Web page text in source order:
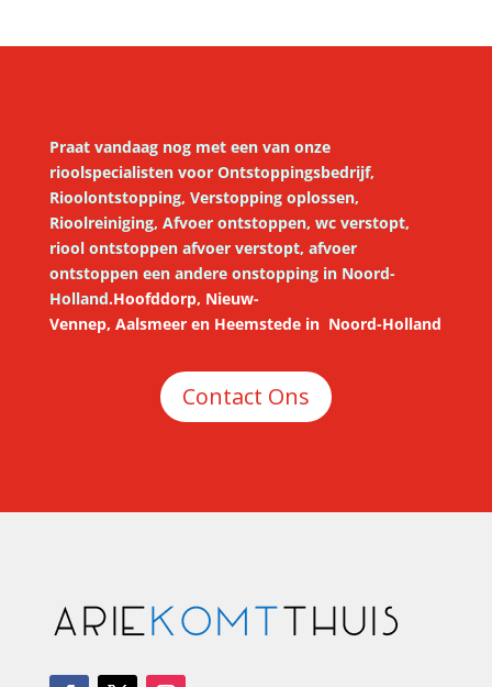
Praat vandaag nog met een van onze
rioolspecialisten voor Ontstoppingsbedrijf,
Rioolontstopping, Verstopping oplossen,
Rioolreiniging, Afvoer ontstoppen, wc verstopt,
riool ontstoppen afvoer verstopt, afvoer
ontstoppen een andere onstopping in Noord-
Holland.Hoofddorp, Nieuw-
Vennep, Aalsmeeren Heemstedein Noord-Holland
Contact Ons